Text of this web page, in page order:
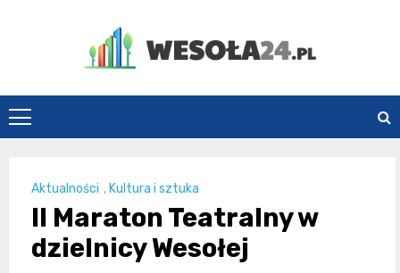
Wesoła24.pl
Aktualności , Kultura i sztuka
II Maraton Teatralny w
dzielnicy Wesołej